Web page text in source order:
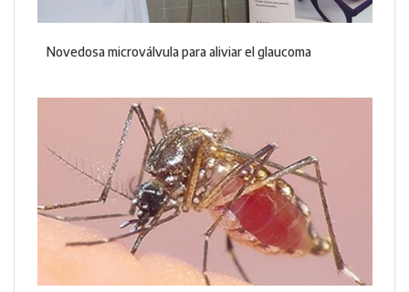
Novedosa microválvula para aliviar el glaucoma